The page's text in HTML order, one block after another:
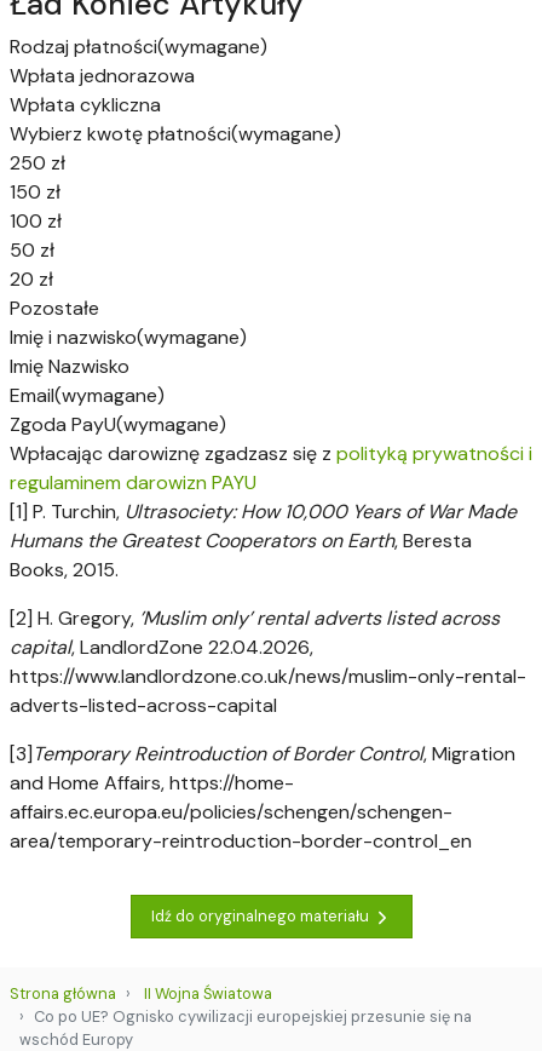
Rodzaj płatności(wymagane)
Wpłata jednorazowa
Wpłata cykliczna
Wybierz kwotę płatności(wymagane)
250 zł
150 zł
100 zł
50 zł
20 zł
Pozostałe
Imię i nazwisko(wymagane)
ImięNazwisko
Email(wymagane)
Zgoda PayU(wymagane)
Wpłacając darowiznę zgadzasz się z polityką prywatności i
regulaminem darowizn PAYU
[1] P. Turchin, Ultrasociety: How 10,000 Years of War Made
Humans the Greatest Cooperators on Earth, Beresta
Books, 2015.
[2] H. Gregory, ’Muslim only’ rental adverts listed across
capital, LandlordZone 22.04.2026,
https://www.landlordzone.co.uk/news/muslim-only-rental-
adverts-listed-across-capital
[3]Temporary Reintroduction of Border Control, Migration
and Home Affairs, https://home-
affairs.ec.europa.eu/policies/schengen/schengen-
area/temporary-reintroduction-border-control_en
Idź do oryginalnego materiału
Strona główna
II Wojna Światowa
Co po UE? Ognisko cywilizacji europejskiej przesunie się na
wschód Europy